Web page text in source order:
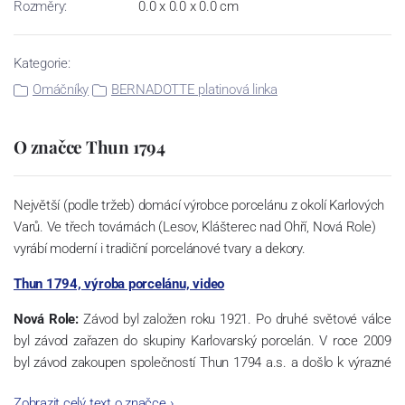
Rozměry: 0.0 x 0.0 x 0.0 cm
Kategorie:
Omáčníky
BERNADOTTE platinová linka
O značce Thun 1794
Největší (podle tržeb) domácí výrobce porcelánu z okolí Karlových
Varů. Ve třech továrnách (Lesov, Klášterec nad Ohří, Nová Role)
vyrábí moderní i tradiční porcelánové tvary a dekory.
Thun 1794, výroba porcelánu, video
Nová Role: Závod byl založen roku 1921. Po druhé světové válce
byl závod zařazen do skupiny Karlovarský porcelán. V roce 2009
byl závod zakoupen společností Thun 1794 a.s. a došlo k výrazné